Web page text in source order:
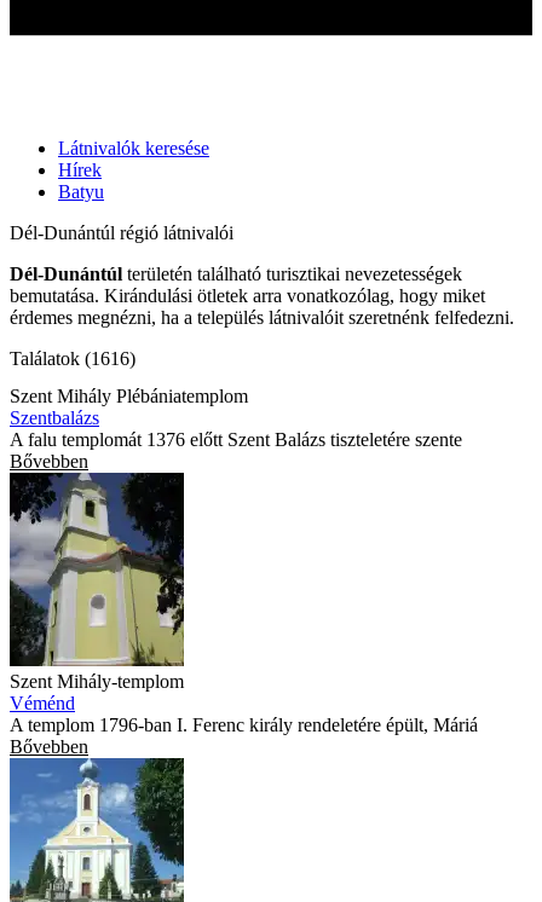
Látnivalók keresése
Hírek
Batyu
Dél-Dunántúl régió látnivalói
Dél-Dunántúl területén található turisztikai nevezetességek
bemutatása. Kirándulási ötletek arra vonatkozólag, hogy miket
érdemes megnézni, ha a település látnivalóit szeretnénk felfedezni.
Találatok (1616)
Szent Mihály Plébániatemplom
Szentbalázs
A falu templomát 1376 előtt Szent Balázs tiszteletére szente
Bővebben
Szent Mihály-templom
Véménd
A templom 1796-ban I. Ferenc király rendeletére épült, Máriá
Bővebben